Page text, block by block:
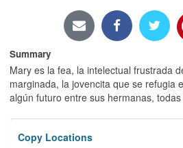
Summary
Mary es la fea, la intelectual frustrada
marginada, la jovencita que se refugia
algún futuro entre sus hermanas,
Copy Locations